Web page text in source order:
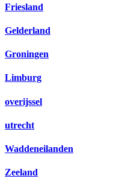
Friesland
Gelderland
Groningen
Limburg
overijssel
utrecht
Waddeneilanden
Zeeland